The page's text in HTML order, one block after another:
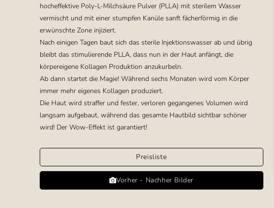
hocheffektive Poly-L-Milchsäure Pulver (PLLA) mit sterilem Wasser
vermischt und mit einer stumpfen Kanüle sanft fächerförmig in die
erwünschte Zone injiziert.
Nach einigen Tagen baut sich das sterile Injektionswasser ab und übrig
bleibt das stimulierende PLLA, dass nun in der Haut anfängt, die
körpereigene Kollagen Produktion anzukurbeln.
Ab dann startet die Magie! Während sechs Monaten wird vom Körper
immer mehr eigenes Kollagen produziert.
Die Haut wird straffer und fester, verloren gegangenes Volumen wird
langsam aufgebaut, während das gesamte Hautbild sichtbar schöner
wird! Der Wow-Effekt ist garantiert!
Preisliste
Vorher - Nachher Bilder